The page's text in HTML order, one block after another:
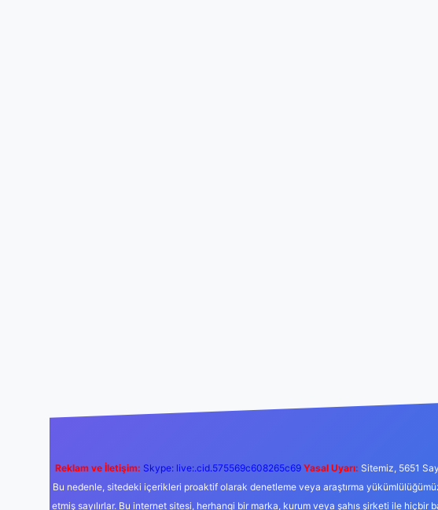
Reklam ve İletişim: Skype: live:.cid.575569c608265c69 Yasal Uyarı: Sitemiz, 5651
Bu nedenle, sitedeki içerikleri proaktif olarak denetleme veya araştırma
etmiş sayılırlar. Bu internet sitesi, herhangi bir marka, kurum veya şahıs şirketi ile hiçbir